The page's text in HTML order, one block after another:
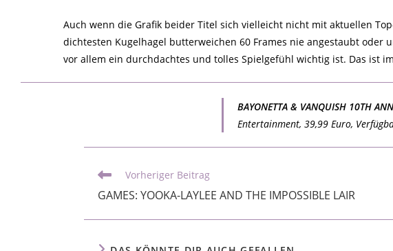
Auch wenn die Grafik beider Titel sich vielleicht nicht mit aktuellen
dichtesten Kugelhagel butterweichen 60 Frames nie angestaubt oder
vor allem ein durchdachtes und tolles Spielgefühl wichtig ist. Das ist
BAYONETTA & VANQUISH 10TH
Entertainment, 39,99 Euro,
Vorheriger Beitrag
GAMES: YOOKA-LAYLEE AND THE IMPOSSIBLE LAIR